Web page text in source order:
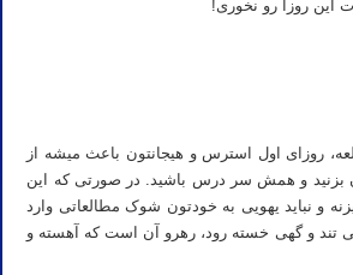
این روزا رو نخوری!
روزای اول استرس و هیجانتون باعث میشه از
بزنید و همش سر درس باشید. در صورتی که این
و نباید یهویی به خودتون شوک مطالعاتی وارد
تند و گهی خسته رود، رهرو آن است که آهسته و